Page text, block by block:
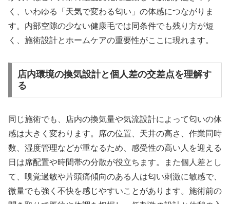
く、いわゆる「天気で変わる匂い」の体感につながりま
す。内部空隙の少ない健康毛では同条件でも残り方が短
く、施術設計とホームケアの重要性がここに現れます。
店内環境の換気設計と個人差の交差点を理解す
る
同じ施術でも、店内の換気量や気流設計によって匂いの体
感は大きく変わります。席の位置、天井の高さ、作業同時
数、湿度管理などが重なるため、感受性の高い人を迎える
日は席配置や時間帯の分散が役立ちます。また個人差とし
て、嗅覚過敏や片頭痛傾向のある人は匂い刺激に敏感で、
微量でも強く不快を感じやすいことがあります。施術前の